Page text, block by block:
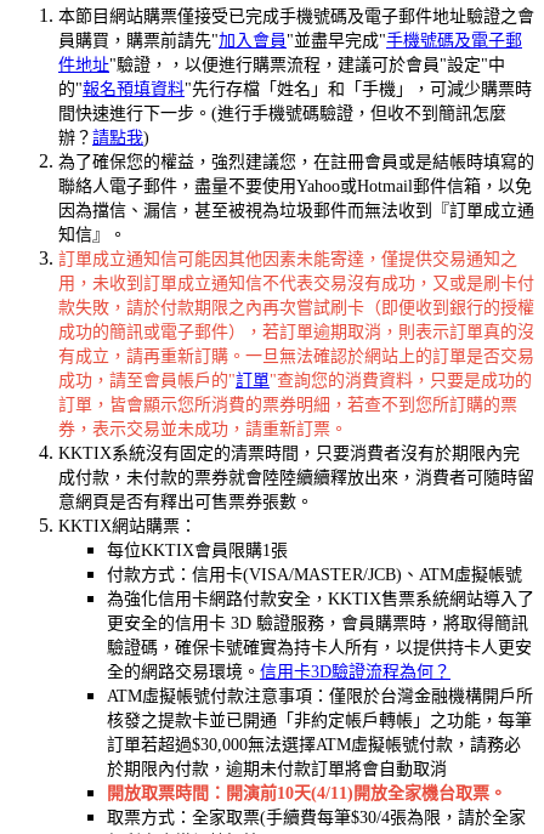
本節目網站購票僅接受已完成手機號碼及電子郵件地址驗證之會
員購買，購票前請先"加入會員 "並盡早完成"手機號碼及電子郵
件地址"驗證，，以便進行購票流程，建議可於會員"設定"中
的"報名預填資料"先行存檔「姓名」和「手機」，可減少購票時
間快速進行下一步。(進行手機號碼驗證，但收不到簡訊怎麼
辦？ 請點我)
為了確保您的權益，強烈建議您，在註冊會員或是結帳時填寫的
聯絡人電子郵件，盡量不要使用Yahoo或Hotmail郵件信箱，以免
因為擋信、漏信，甚至被視為垃圾郵件而無法收到『訂單成立通
知信』。
訂單成立通知信可能因其他因素未能寄達，僅提供交易通知之
用，未收到訂單成立通知信不代表交易沒有成功，又或是刷卡付
款失敗，請於付款期限之內再次嘗試刷卡（即便收到銀行的授權
成功的簡訊或電子郵件），若訂單逾期取消，則表示訂單真的沒
有成立，請再重新訂購。一旦無法確認於網站上的訂單是否交易
成功，請至會員帳戶的"訂單"查詢您的消費資料，只要是成功的
訂單，皆會顯示您所消費的票券明細，若查不到您所訂購的票
券，表示交易並未成功，請重新訂票。
KKTIX系統沒有固定的清票時間，只要消費者沒有於期限內完
成付款，未付款的票券就會陸陸續續釋放出來，消費者可隨時留
意網頁是否有釋出可售票券張數。
KKTIX網站購票：
每位KKTIX會員限購1張
付款方式：信用卡(VISA/MASTER/JCB)、ATM虛擬帳號
為強化信用卡網路付款安全，KKTIX售票系統網站導入了
更安全的信用卡 3D 驗證服務，會員購票時，將取得簡訊
驗證碼，確保卡號確實為持卡人所有，以提供持卡人更安
全的網路交易環境。 信用卡3D驗證流程為何？
ATM虛擬帳號付款注意事項：僅限於台灣金融機構開戶所
核發之提款卡並已開通「非約定帳戶轉帳」之功能，每筆
訂單若超過$30,000無法選擇ATM虛擬帳號付款，請務必
於期限內付款，逾期未付款訂單將會自動取消
開放取票時間：開演前10天(4/11)開放全家機台取票。
取票方式：全家取票(手續費每筆$30/4張為限，請於全家